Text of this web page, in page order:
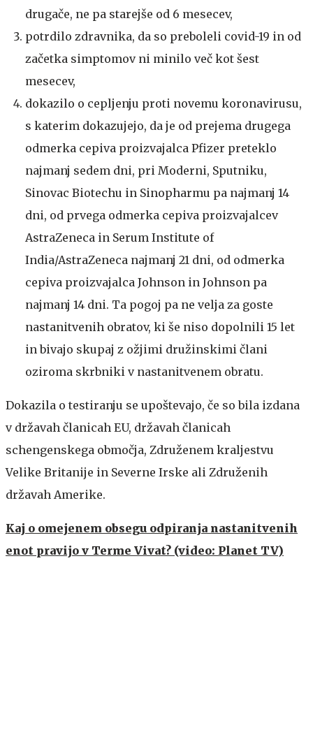
drugače, ne pa starejše od 6 mesecev,
potrdilo zdravnika, da so preboleli covid-19 in od
začetka simptomov ni minilo več kot šest
mesecev,
dokazilo o cepljenju proti novemu koronavirusu,
s katerim dokazujejo, da je od prejema drugega
odmerka cepiva proizvajalca Pfizer preteklo
najmanj sedem dni, pri Moderni, Sputniku,
Sinovac Biotechu in Sinopharmu pa najmanj 14
dni, od prvega odmerka cepiva proizvajalcev
AstraZeneca in Serum Institute of
India/AstraZeneca najmanj 21 dni, od odmerka
cepiva proizvajalca Johnson in Johnson pa
najmanj 14 dni. Ta pogoj pa ne velja za goste
nastanitvenih obratov, ki še niso dopolnili 15 let
in bivajo skupaj z ožjimi družinskimi člani
oziroma skrbniki v nastanitvenem obratu.
Dokazila o testiranju se upoštevajo, če so bila izdana
v državah članicah EU, državah članicah
schengenskega območja, Združenem kraljestvu
Velike Britanije in Severne Irske ali Združenih
državah Amerike.
Kaj o omejenem obsegu odpiranja nastanitvenih
enot pravijo v Terme Vivat? (video: Planet TV)